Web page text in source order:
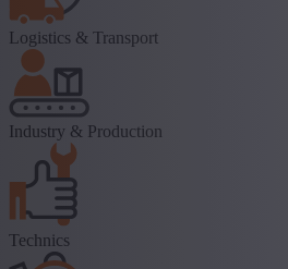
Logistics & Transport
Industry & Production
Technics